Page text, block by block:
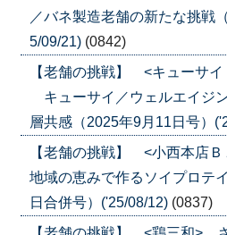
／バネ製造老舗の新たな挑戦
5/09/21) (0842)
【老舗の挑戦】 <キューサ
キューサイ／ウェルエイジ
層共感（2025年9月11日号）
【老舗の挑戦】 <小西本店
地域の恵みで作るソイプロテ
日合併号）('25/08/12) (0837)